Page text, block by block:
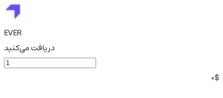
EVER
دریافت می‌کنید
0$